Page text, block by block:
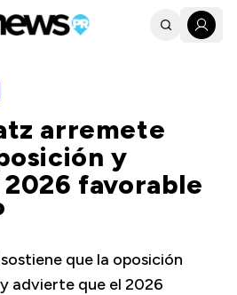
arremete
y
favorable
que la oposición
advierte que el 2026